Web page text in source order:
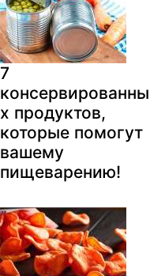
7
консервированны
х продуктов,
которые помогут
вашему
пищеварению!